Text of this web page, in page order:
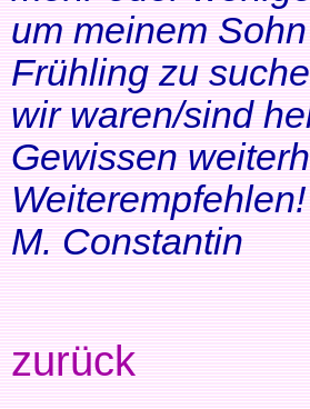
um meinem
Frühling zu
wir waren/sind
Gewissen
M. Constantin
zurück